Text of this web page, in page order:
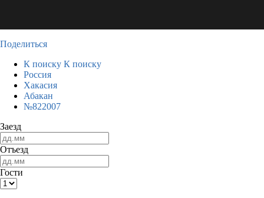
Поделиться
К поиску К поиску
Россия
Хакасия
Абакан
№822007
Заезд
Отъезд
Гости